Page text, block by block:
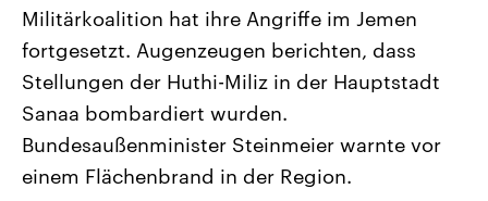
Landtagswahl Sachsen-Anhalt
2026
Alle Informationen
Sachsen-Anhalt wählt am 6.
September 2026 einen neuen
Landtag. Seit 2021 wird das
Bundesland von einer Koalition aus
Umfragen, Prognosen,
USA
Aktuelle Beiträge,
Hintergründe
Wirtschaftlich und
mit großem Einfluss auf
Militärkoalition hat ihre Angriffe im Jemen
fortgesetzt. Augenzeugen berichten, dass
Stellungen der Huthi-Miliz in der Hauptstadt
Sanaa bombardiert wurden.
Bundesaußenminister Steinmeier warnte vor
einem Flächenbrand in der Region.